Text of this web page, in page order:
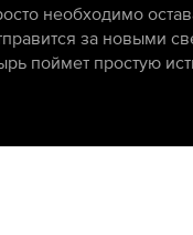
необходимо
за новыми
поймет простую